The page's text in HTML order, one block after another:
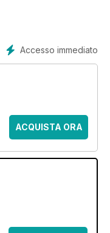
Accesso immediato
ACQUISTA ORA